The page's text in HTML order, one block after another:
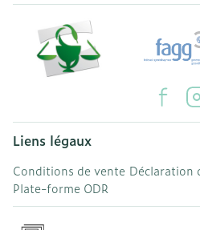
Liens légaux
Conditions de vente Déclaration
Plate-forme ODR